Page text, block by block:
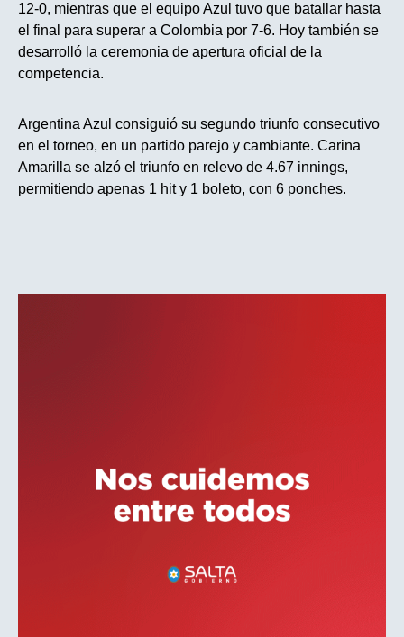
12-0, mientras que el equipo Azul tuvo que batallar hasta
el final para superar a Colombia por 7-6. Hoy también se
desarrolló la ceremonia de apertura oficial de la
competencia.
Argentina Azul consiguió su segundo triunfo consecutivo
en el torneo, en un partido parejo y cambiante. Carina
Amarilla se alzó el triunfo en relevo de 4.67 innings,
permitiendo apenas 1 hit y 1 boleto, con 6 ponches.